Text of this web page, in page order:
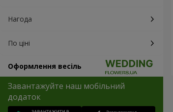
Нагода
По ціні
Оформлення весіль
Завантажуйте наш мобільний
додаток